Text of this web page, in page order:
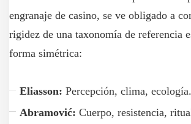
engranaje de casino, se ve obligado a
rigidez de una taxonomía de referencia
forma simétrica:
Eliasson: Percepción, clima, ecología.
Abramović: Cuerpo, resistencia,